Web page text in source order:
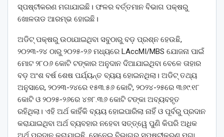
ସ୍ପଷ୍ଟୀକରଣ ମଗାଯାଇଛି। ଫଳର ବର୍ତ୍ତମାନ ବିଭାଗ ପକ୍ଷରୁ
ଖୋଳତାଡ ଆରମ୍ଭ ହୋଇଛି।
ଅଡିଟ୍‌ ପକ୍ଷରୁ ଉଠାଯାଇଥିବା ସବୁଠାରୁ ବଡ଼ ପ୍ରଶ୍ନ ହେଉଛି,
୨୦୨୩-୨୪ ଠାରୁ ୨୦୨୫-୨୬ ମଧ୍ୟରେ LAccMI/MBS ଯୋଜନା ପାଇଁ
ମୋଟ ୨୮୦୬ କୋଟି ଟଙ୍କାର ଅନୁଦାନ ଦିଆଯାଇଥିବା ବେଳେ ତାହାର
ବଡ଼ ଅଂଶ ବର୍ଷ ଶେଷ ପର୍ଯ୍ୟନ୍ତ ବ୍ୟୟ ହୋଇନଥିଲା। ଅଡିଟ୍‌ ତଥ୍ୟ
ଅନୁସାରେ, ୨୦୨୩-୨୪ରେ ୧୫୩.୫୬ କୋଟି, ୨୦୨୪-୨୫ରେ ୩୬୯.୧୮
କୋଟି ଓ ୨୦୨୫-୨୬ରେ ୪୭୮.୩୬ କୋଟି ଟଙ୍କା ଅବ୍ୟବହୃତ
ରହିଥିଲା। ଏହି ଅର୍ଥ କାହିଁକି ବ୍ୟୟ ହୋଇପାରିଲା ନାହିଁ ଓ ପୂର୍ବରୁ ପ୍ରଦାନ
କରାଯାଇଥିବା ଅର୍ଥ ବ୍ୟବହାର ନହେବା ସତ୍ତ୍ୱେ ପୁଣି କିପରି ଅଧିକ